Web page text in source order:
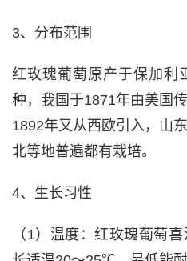
3、分布范围
红玫瑰葡萄原产于保加利
种，我国于1871年由美国
1892年又从西欧引入，山
北等地普遍都有栽培。
4、生长习性
（1）温度：红玫瑰葡萄